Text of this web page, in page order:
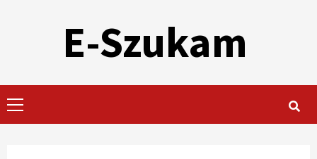
E-Szukam
Menu